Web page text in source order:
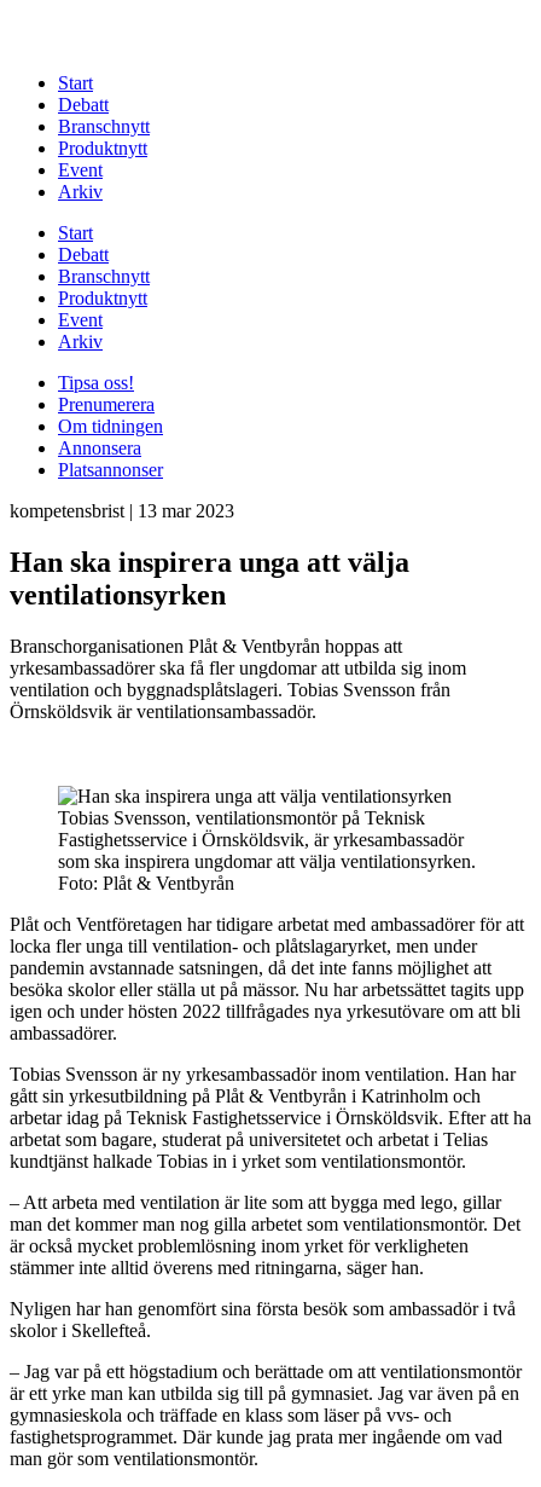
Start
Debatt
Branschnytt
Produktnytt
Event
Arkiv
Start
Debatt
Branschnytt
Produktnytt
Event
Arkiv
Tipsa oss!
Prenumerera
Om tidningen
Annonsera
Platsannonser
kompetensbrist | 13 mar 2023
Han ska inspirera unga att välja
ventilationsyrken
Branschorganisationen Plåt & Ventbyrån hoppas att
yrkesambassadörer ska få fler ungdomar att utbilda sig inom
ventilation och byggnadsplåtslageri. Tobias Svensson från
Örnsköldsvik är ventilationsambassadör.
Tobias Svensson, ventilationsmontör på Teknisk
Fastighetsservice i Örnsköldsvik, är yrkesambassadör
som ska inspirera ungdomar att välja ventilationsyrken.
Foto: Plåt & Ventbyrån
Plåt och Ventföretagen har tidigare arbetat med ambassadörer för att
locka fler unga till ventilation- och plåtslagaryrket, men under
pandemin avstannade satsningen, då det inte fanns möjlighet att
besöka skolor eller ställa ut på mässor. Nu har arbetssättet tagits upp
igen och under hösten 2022 tillfrågades nya yrkesutövare om att bli
ambassadörer.
Tobias Svensson är ny yrkesambassadör inom ventilation. Han har
gått sin yrkesutbildning på Plåt & Ventbyrån i Katrinholm och
arbetar idag på Teknisk Fastighetsservice i Örnsköldsvik. Efter att ha
arbetat som bagare, studerat på universitetet och arbetat i Telias
kundtjänst halkade Tobias in i yrket som ventilationsmontör.
– Att arbeta med ventilation är lite som att bygga med lego, gillar
man det kommer man nog gilla arbetet som ventilationsmontör. Det
är också mycket problemlösning inom yrket för verkligheten
stämmer inte alltid överens med ritningarna, säger han.
Nyligen har han genomfört sina första besök som ambassadör i två
skolor i Skellefteå.
– Jag var på ett högstadium och berättade om att ventilationsmontör
är ett yrke man kan utbilda sig till på gymnasiet. Jag var även på en
gymnasieskola och träffade en klass som läser på vvs- och
fastighetsprogrammet. Där kunde jag prata mer ingående om vad
man gör som ventilationsmontör.